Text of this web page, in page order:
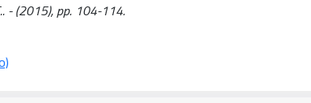
- (2015), pp. 104-114.